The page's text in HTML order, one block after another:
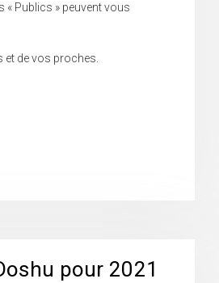
« Publics » peuvent vous
et de vos proches.
pour 2021